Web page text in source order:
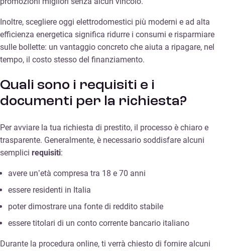
Inoltre, scegliere oggi elettrodomestici più moderni e ad alta
efficienza energetica significa ridurre i consumi e risparmiare
sulle bollette: un vantaggio concreto che aiuta a ripagare, nel
tempo, il costo stesso del finanziamento.
Quali sono i requisiti e i
documenti per la richiesta?
Per avviare la tua richiesta di prestito, il processo è chiaro e
trasparente. Generalmente, è necessario soddisfare alcuni
semplici requisiti:
avere un’età compresa tra 18 e 70 anni
essere residenti in Italia
poter dimostrare una fonte di reddito stabile
essere titolari di un conto corrente bancario italiano
Durante la procedura online, ti verrà chiesto di fornire alcuni